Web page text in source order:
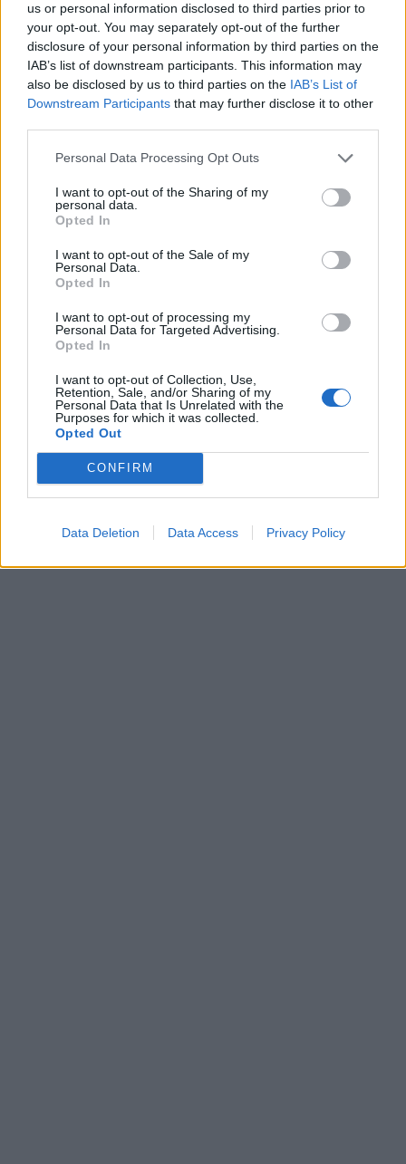
us or personal information disclosed to third parties prior to
your opt-out. You may separately opt-out of the further
disclosure of your personal information by third parties on the
IAB’s list of downstream participants. This information may
also be disclosed by us to third parties on the IAB’s List of
Downstream Participants that may further disclose it to other
Personal Data Processing Opt Outs
I want to opt-out of the Sharing of my
personal data.
Opted In
I want to opt-out of the Sale of my
Personal Data.
Opted In
I want to opt-out of processing my
Personal Data for Targeted Advertising.
Opted In
I want to opt-out of Collection, Use,
Retention, Sale, and/or Sharing of my
Personal Data that Is Unrelated with the
Purposes for which it was collected.
Opted Out
CONFIRM
Data Deletion Data Access Privacy Policy